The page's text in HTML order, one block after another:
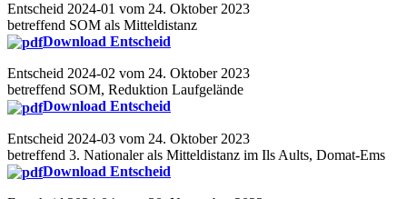
Entscheid 2024-01 vom 24. Oktober 2023
betreffend SOM als Mitteldistanz
Download Entscheid
Entscheid 2024-02 vom 24. Oktober 2023
betreffend SOM, Reduktion Laufgelände
Download Entscheid
Entscheid 2024-03 vom 24. Oktober 2023
betreffend 3. Nationaler als Mitteldistanz im Ils Aults, Domat-Ems
Download Entscheid